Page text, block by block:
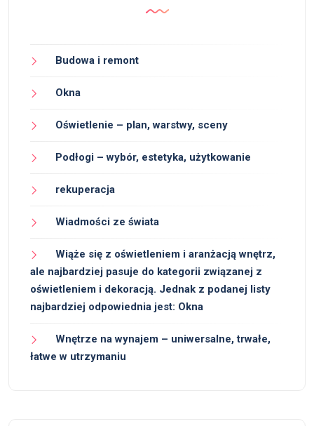
Budowa i remont
Okna
Oświetlenie – plan, warstwy, sceny
Podłogi – wybór, estetyka, użytkowanie
rekuperacja
Wiadmości ze świata
Wiąże się z oświetleniem i aranżacją wnętrz,
ale najbardziej pasuje do kategorii związanej z
oświetleniem i dekoracją. Jednak z podanej listy
najbardziej odpowiednia jest: Okna
Wnętrze na wynajem – uniwersalne, trwałe,
łatwe w utrzymaniu